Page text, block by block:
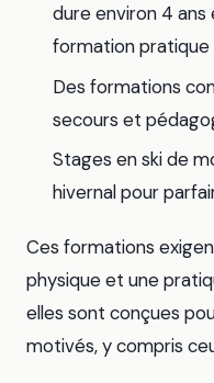
dure environ 4
formation
Des formations
secours et
Stages en ski de
hivernal pour
Ces formations
physique et une
elles sont conçues
motivés, y compris